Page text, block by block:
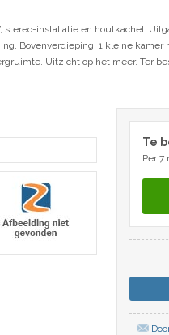
installatie en houtkachel.
Bovenverdieping: 1 kleine kamer
Uitzicht op het meer. Ter
Te
Per 7